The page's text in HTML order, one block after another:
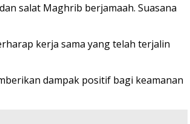
salat Maghrib berjamaah. Suasana
kerja sama yang telah terjalin
dampak positif bagi keamanan